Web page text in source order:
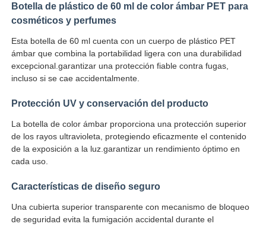
Inicio
Productos
Sobre nosotros
Botella de plástico de 60 ml de color ámbar PET para
cosméticos y perfumes
Esta botella de 60 ml cuenta con un cuerpo de plástico PET
ámbar que combina la portabilidad ligera con una durabilidad
excepcional.garantizar una protección fiable contra fugas,
incluso si se cae accidentalmente.
Protección UV y conservación del producto
La botella de color ámbar proporciona una protección superior
de los rayos ultravioleta, protegiendo eficazmente el contenido
de la exposición a la luz.garantizar un rendimiento óptimo en
cada uso.
Características de diseño seguro
Una cubierta superior transparente con mecanismo de bloqueo
de seguridad evita la fumigación accidental durante el